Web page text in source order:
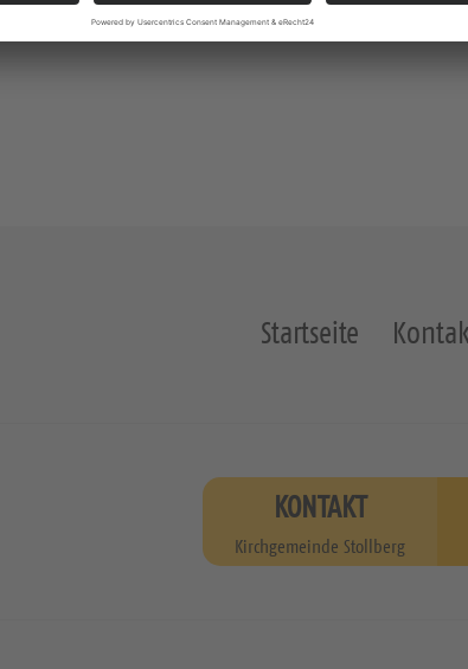
Startseite
KONTAKT
Kirchgemeinde Stollberg